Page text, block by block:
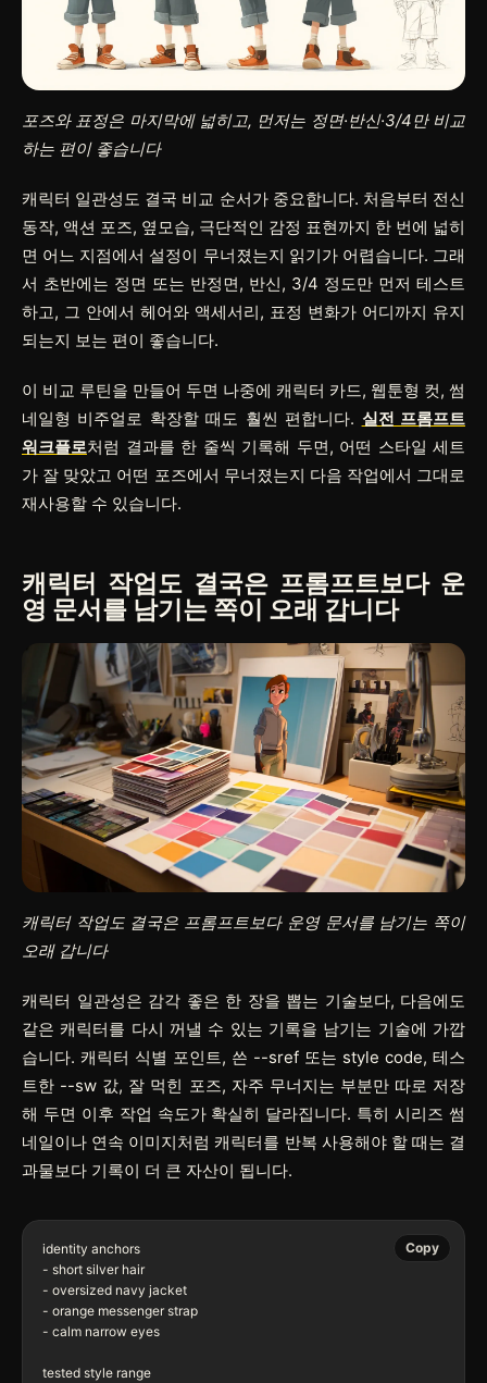
포즈와 표정은 마지막에 넓히고, 먼저는 정면·반신·3/4만 비교
하는 편이 좋습니다
캐릭터 일관성도 결국 비교 순서가 중요합니다. 처음부터 전신
동작, 액션 포즈, 옆모습, 극단적인 감정 표현까지 한 번에 넓히
면 어느 지점에서 설정이 무너졌는지 읽기가 어렵습니다. 그래
서 초반에는 정면 또는 반정면, 반신, 3/4 정도만 먼저 테스트
하고, 그 안에서 헤어와 액세서리, 표정 변화가 어디까지 유지
되는지 보는 편이 좋습니다.
이 비교 루틴을 만들어 두면 나중에 캐릭터 카드, 웹툰형 컷, 썸
네일형 비주얼로 확장할 때도 훨씬 편합니다. 실전 프롬프트
워크플로처럼 결과를 한 줄씩 기록해 두면, 어떤 스타일 세트
가 잘 맞았고 어떤 포즈에서 무너졌는지 다음 작업에서 그대로
재사용할 수 있습니다.
캐릭터 작업도 결국은 프롬프트보다 운
영 문서를 남기는 쪽이 오래 갑니다
캐릭터 작업도 결국은 프롬프트보다 운영 문서를 남기는 쪽이
오래 갑니다
캐릭터 일관성은 감각 좋은 한 장을 뽑는 기술보다, 다음에도
같은 캐릭터를 다시 꺼낼 수 있는 기록을 남기는 기술에 가깝
습니다. 캐릭터 식별 포인트, 쓴 --sref 또는 style code, 테스
트한 --sw 값, 잘 먹힌 포즈, 자주 무너지는 부분만 따로 저장
해 두면 이후 작업 속도가 확실히 달라집니다. 특히 시리즈 썸
네일이나 연속 이미지처럼 캐릭터를 반복 사용해야 할 때는 결
과물보다 기록이 더 큰 자산이 됩니다.
identity anchors
- short silver hair
- oversized navy jacket
- orange messenger strap
- calm narrow eyes
tested style range
Copy